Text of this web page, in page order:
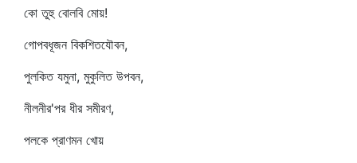
কো তুহু বোলবি মোয়!
গোপবধূজন বিকশিতযৌবন,
পুলকিত যমুনা, মুকুলিত উপবন,
নীলনীর'পর ধীর সমীরণ,
পলকে প্রাণমন খোয়